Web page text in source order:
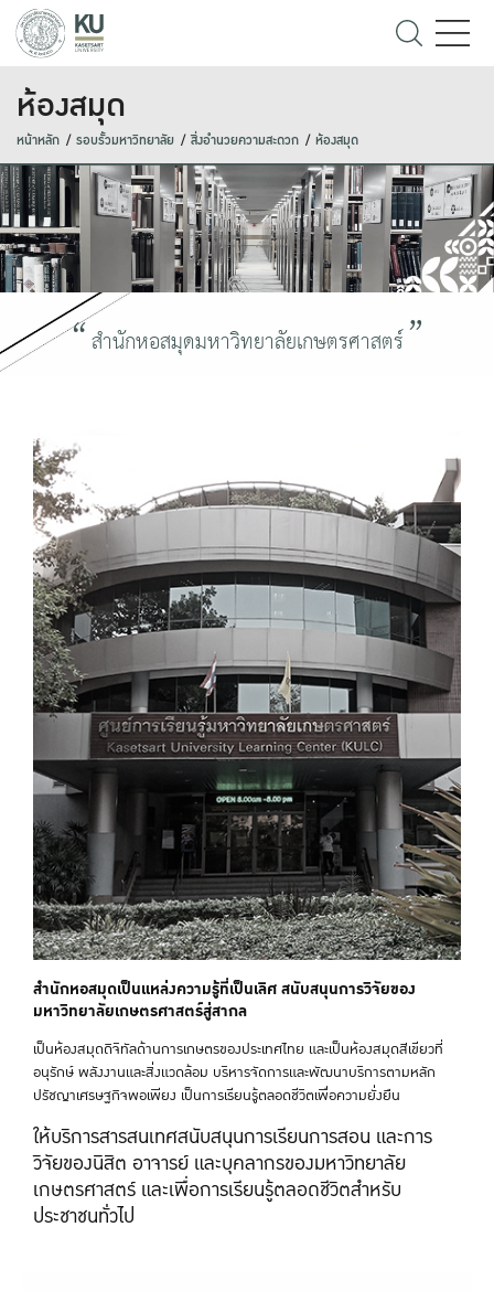
ห้องสมุด
หน้าหลัก รอบรั้วมหาวิทยาลัย สิ่งอำนวยความสะดวก ห้องสมุด
สำนักหอสมุดมหาวิทยาลัยเกษตรศาสตร์
สำนักหอสมุดเป็นแหล่งความรู้ที่เป็นเลิศ สนับสนุนการวิจัยของ
มหาวิทยาลัยเกษตรศาสตร์สู่สากล
เป็นห้องสมุดดิจิทัลด้านการเกษตรของประเทศไทย และเป็นห้องสมุดสีเขียวที่
อนุรักษ์ พลังงานและสิ่งแวดล้อม บริหารจัดการและพัฒนาบริการตามหลัก
ปรัชญาเศรษฐกิจพอเพียง เป็นการเรียนรู้ตลอดชีวิตเพื่อความยั่งยืน
ให้บริการสารสนเทศสนับสนุนการเรียนการสอน และการ
วิจัยของนิสิต อาจารย์ และบุคลากรของมหาวิทยาลัย
เกษตรศาสตร์ และเพื่อการเรียนรู้ตลอดชีวิตสำหรับ
ประชาชนทั่วไป